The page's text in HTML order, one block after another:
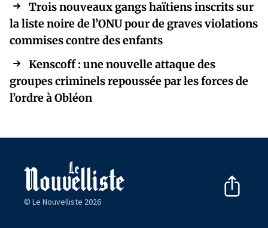
Trois nouveaux gangs haïtiens inscrits sur
la liste noire de l’ONU pour de graves violations
commises contre des enfants
Kenscoff : une nouvelle attaque des
groupes criminels repoussée par les forces de
l’ordre à Obléon
© Le Nouvelliste 2026